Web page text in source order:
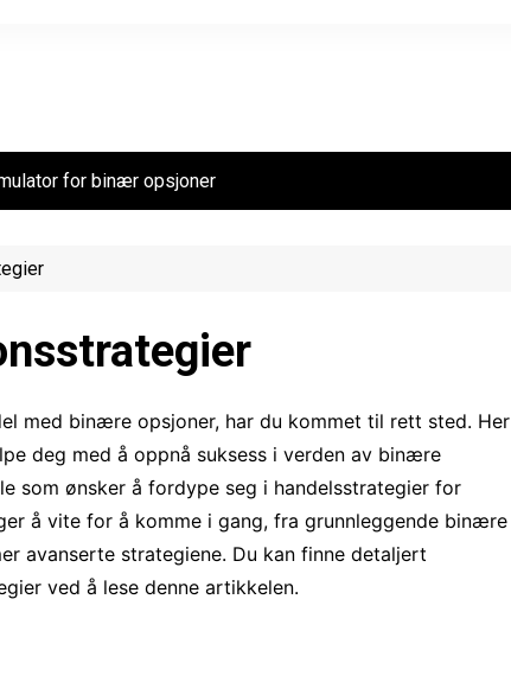
for binær opsjoner
med binære opsjoner, har du kommet til rett sted. Her
deg med å oppnå suksess i verden av binære
som ønsker å fordype seg i handelsstrategier for
å vite for å komme i gang, fra grunnleggende binære
avanserte strategiene. Du kan finne detaljert
ved å lese denne artikkelen.